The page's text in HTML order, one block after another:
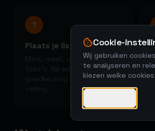
1
Plaats je listing
Merk, maat, conditie en
goedkeuring start de
Cookie-
Wij gebruiken
te analyseren en
kiezen welke